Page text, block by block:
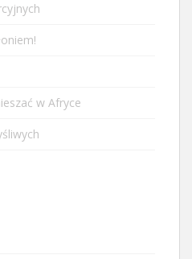
w Afryce